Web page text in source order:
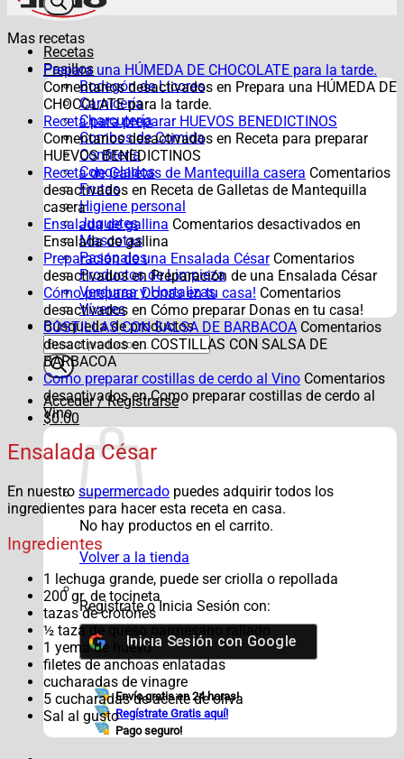
Recetas
Pasillos
Bodegón de Licores
Carnicería
Charcutería
Combos de Comida
Confitería
Congelados
Frutas
Higiene personal
Juguetes
Mascotas
Pasapalos
Productos de Limpieza
Verduras y Hortalizas
Víveres
Búsqueda de productos
Acceder / Registrarse
$0.00
No hay productos en el carrito.
Volver a la tienda
Registrate o Inicia Sesión con:
Inicia Sesión con Google
Envío gratis en 24 horas!
Regístrate Gratis aquí!
Pago seguro!
Mas recetas
Prepara una HÚMEDA DE CHOCOLATE para la tarde.
Comentarios desactivados en Prepara una HÚMEDA DE
CHOCOLATE para la tarde.
Receta para preparar HUEVOS BENEDICTINOS
Comentarios desactivados en Receta para preparar
HUEVOS BENEDICTINOS
Receta de Galletas de Mantequilla casera Comentarios
desactivados en Receta de Galletas de Mantequilla
casera
Ensalada de gallina Comentarios desactivados en
Ensalada de gallina
Preparación de una Ensalada César Comentarios
desactivadosen Preparación de una Ensalada César
Cómo preparar Donas en tu casa! Comentarios
desactivados en Cómo preparar Donas en tu casa!
COSTILLAS CON SALSA DE BARBACOA Comentarios
desactivadosen COSTILLAS CON SALSA DE
BARBACOA
Como preparar costillas de cerdo al Vino Comentarios
desactivadosen Como preparar costillas de cerdo al
Vino
Ensalada César
En nuestro supermercado puedes adquirir todos los
ingredientes para hacer esta receta en casa.
Ingredientes
1 lechuga grande, puede ser criolla o repollada
200 gr. de tocineta
tazas de crotones
½ taza de queso parmesano rallado
1 yema de huevo
filetes de anchoas enlatadas
cucharadas de vinagre
5 cucharadas de aceite de oliva
Sal al gusto